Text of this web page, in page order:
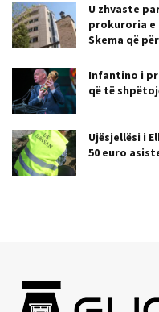
U zhvaste
prokuroria e
Skema që
Infantino i
që të
Ujësjellësi i
50 euro